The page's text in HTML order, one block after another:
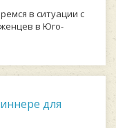
в ситуации с
в Юго-
для